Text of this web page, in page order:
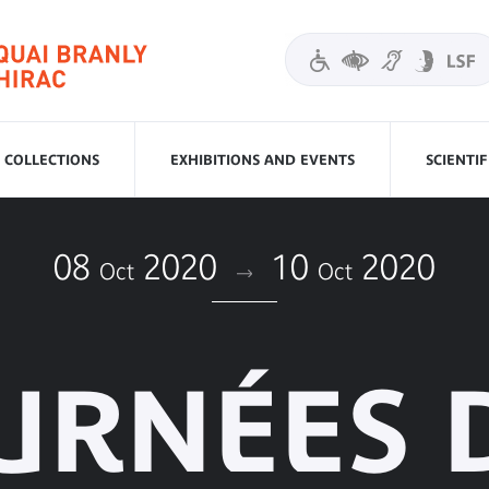
COLLECTIONS EXHIBITIONS AND EVENTS
08 Oct 2020 10 Oct 2020